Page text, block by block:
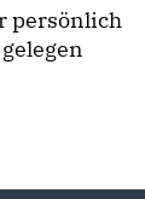
persönlich